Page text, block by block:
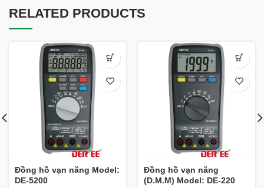
RELATED PRODUCTS
Đồng hồ vạn năng Model:
DE-5200
Đồng hồ vạn năng
(D.M.M) Model: DE-220